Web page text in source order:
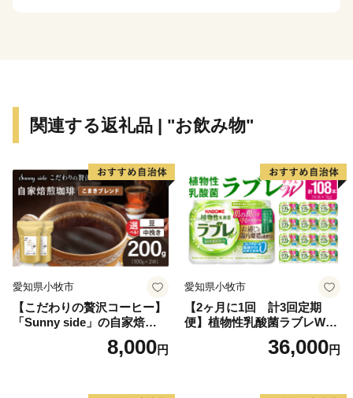
関連する返礼品 | "お飲み物"
愛知県小牧市
【こだわりの贅沢コーヒー】
「Sunny side」の自家焙煎珈
琲こまきブレンド（200g）
8,000円
愛知県小牧市
【2ヶ月に1回 計3回定期
便】植物性乳酸菌ラブレW
プレーン36本（計108本）
36,000円